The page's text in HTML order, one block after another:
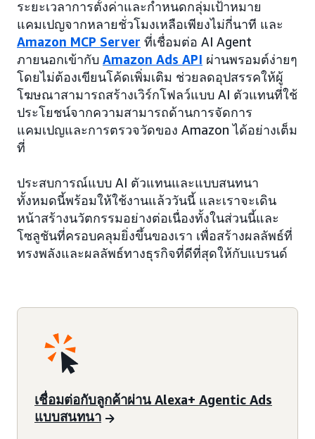
ระยะเวลาการตั้งค่าและกำหนดกลุ่มเป้าหมาย
แคมเปญจากหลายชั่วโมงเหลือเพียงไม่กี่นาที และ
Amazon MCP Server ที่เชื่อมต่อ AI Agent
ภายนอกเข้ากับ Amazon Ads API ผ่านพรอมต์ง่ายๆ
โดยไม่ต้องเขียนโค้ดเพิ่มเติม ช่วยลดอุปสรรคให้ผู้
โฆษณาสามารถสร้างเวิร์กโฟลว์แบบ AI ตัวแทนที่ใช้
ประโยชน์จากความสามารถด้านการจัดการ
แคมเปญและการตรวจวัดของ Amazon ได้อย่างเต็ม
ที่
ประสบการณ์แบบ AI ตัวแทนและแบบสนทนา
ทั้งหมดนี้พร้อมให้ใช้งานแล้ววันนี้ และเราจะเดิน
หน้าสร้างนวัตกรรมอย่างต่อเนื่องทั้งในส่วนนี้และ
โซลูชันที่ครอบคลุมยิ่งขึ้นของเรา เพื่อสร้างผลลัพธ์ที่
ทรงพลังและผลลัพธ์ทางธุรกิจที่ดีที่สุดให้กับแบรนด์
เชื่อมต่อกับลูกค้าผ่าน Alexa+ Agentic Ads
แบบสนทนา